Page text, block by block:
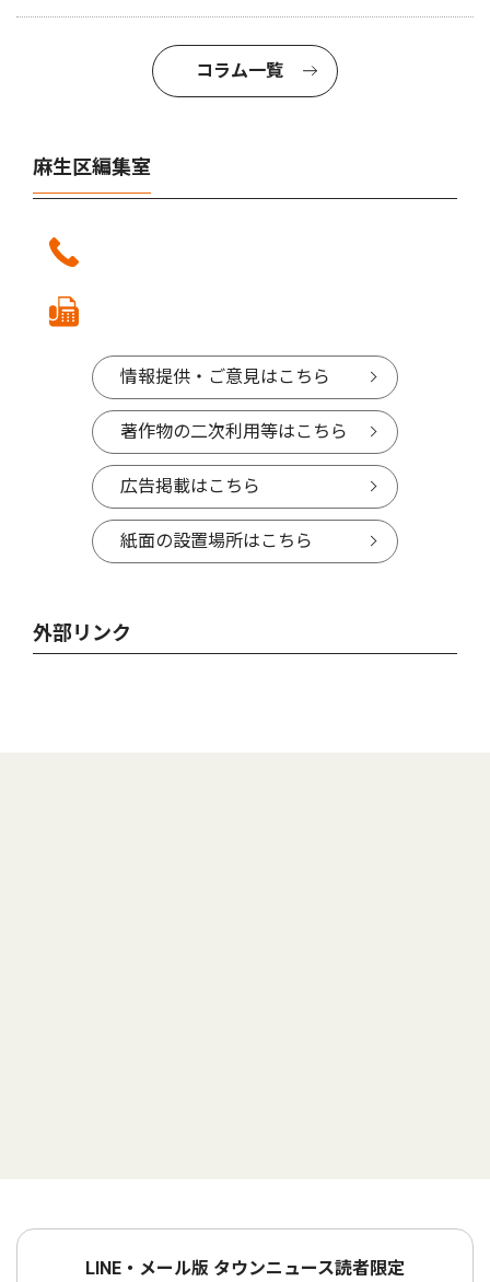
コラム一覧
麻生区編集室
情報提供・ご意見はこちら
著作物の二次利用等はこちら
広告掲載はこちら
紙面の設置場所はこちら
外部リンク
LINE・メール版 タウンニュース読者限定